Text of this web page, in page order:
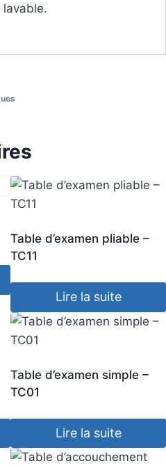
lavable.
Table d’examen pliable –
TC11
Lire la suite
Table d’examen simple –
TC01
Lire la suite